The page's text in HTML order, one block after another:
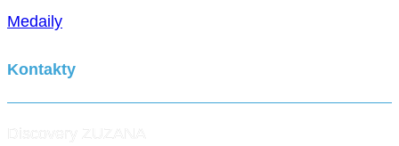
Medaily
Kontakty